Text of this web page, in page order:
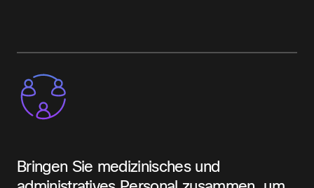
Bringen Sie medizinisches und